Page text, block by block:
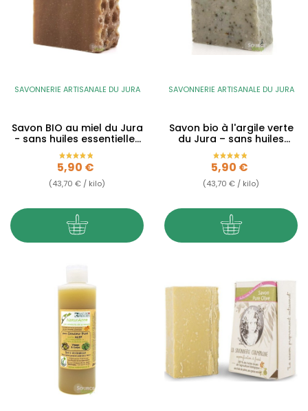
SAVONNERIE ARTISANALE DU JURA
Savon BIO au miel du Jura
- sans huiles essentielles
- 135g
Prix
5,90 €
(43,70 € / kilo)
SAVONNERIE ARTISANALE DU JURA
Savon bio à l'argile verte
du Jura – sans huiles
essentielles – 135g
Prix
5,90 €
(43,70 € / kilo)